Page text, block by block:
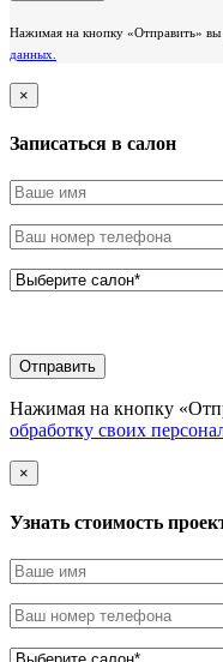
Нажимая на кнопку «Отправить» вы
данных.
×
Записаться в салон
Нажимая на кнопку
обработку своих
×
Узнать стоимоcть